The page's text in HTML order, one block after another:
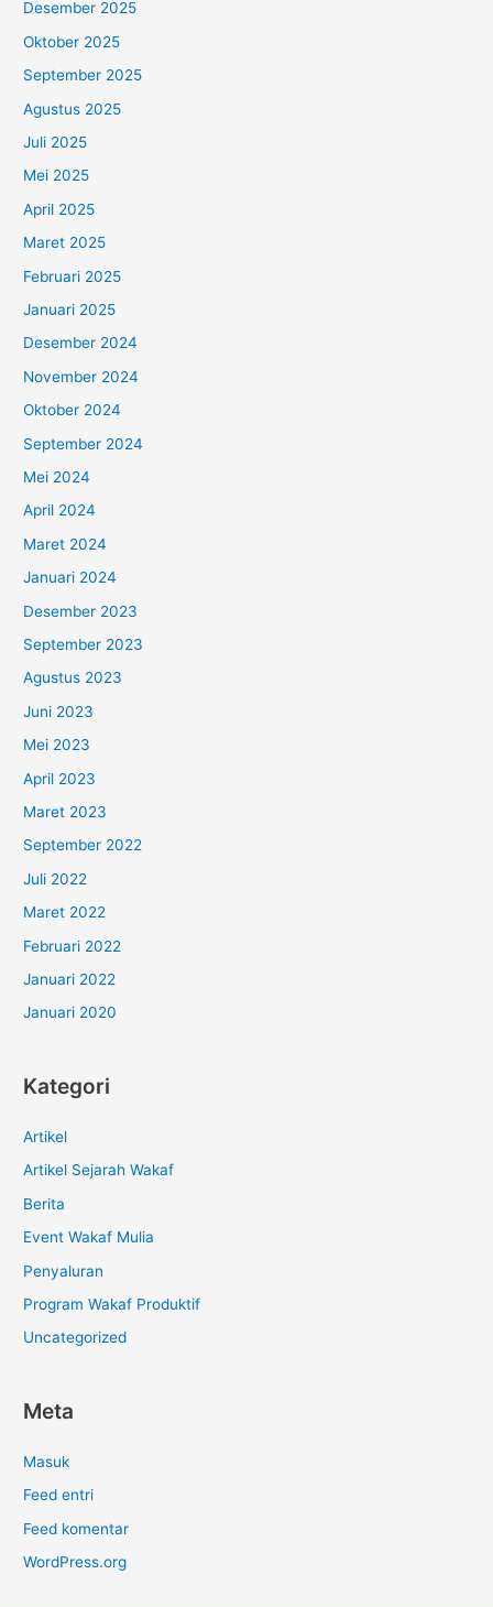
Desember 2025
Oktober 2025
September 2025
Agustus 2025
Juli 2025
Mei 2025
April 2025
Maret 2025
Februari 2025
Januari 2025
Desember 2024
November 2024
Oktober 2024
September 2024
Mei 2024
April 2024
Maret 2024
Januari 2024
Desember 2023
September 2023
Agustus 2023
Juni 2023
Mei 2023
April 2023
Maret 2023
September 2022
Juli 2022
Maret 2022
Februari 2022
Januari 2022
Januari 2020
Kategori
Artikel
Artikel Sejarah Wakaf
Berita
Event Wakaf Mulia
Penyaluran
Program Wakaf Produktif
Uncategorized
Meta
Masuk
Feed entri
Feed komentar
WordPress.org